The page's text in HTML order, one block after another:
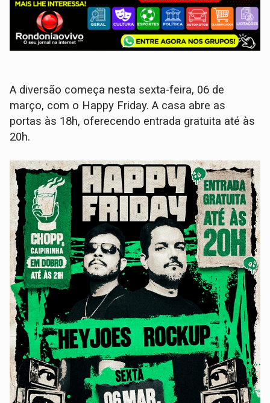
A diversão começa nesta sexta-feira, 06 de
março, com o Happy Friday. A casa abre as
portas às 18h, oferecendo entrada gratuita até às
20h.